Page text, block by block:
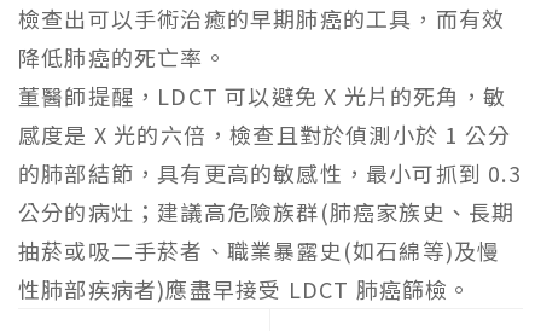
檢查出可以手術治癒的早期肺癌的工具 ，而有效
降低肺癌的死亡率。
董醫師提醒 ， LDCT可以避免X 光片 的死角 ， 敏
感度是 X 光的六倍 ，檢查 且對於偵測小於 1 公分
的肺部結節 ，具有更高的敏感性，最小可抓到 0.3
公分的病灶 ；建議高危險族群(肺癌家族史 、長期
抽菸或吸二手菸者 、 職業暴露史(如石綿等)及慢
性肺部疾病者)應盡早接受 LDCT 肺癌篩檢。